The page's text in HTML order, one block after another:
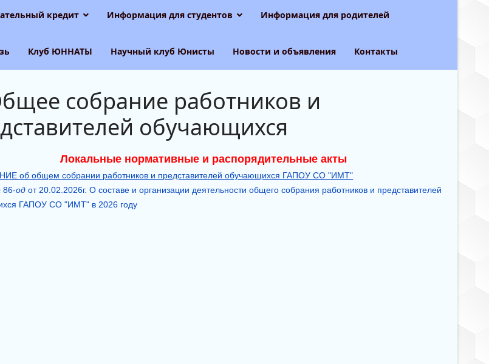
кредит Информация для студентов Информация для родителей
Клуб ЮННАТЫ Научный клуб Юнисты Новости и объявления Контакты
собрание работников и
обучающихся
Локальные нормативные и распорядительные акты
об общем собрании работников и представителей обучающихся ГАПОУ СО "ИМТ"
86-од от 20.02.2026г. О составе и организации деятельности общего собрания работников и представителей
ГАПОУ СО "ИМТ" в 2026 году